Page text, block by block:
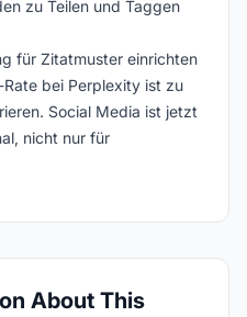
zu Teilen und Taggen
für Zitatmuster einrichten
bei Perplexity ist zu
Social Media ist jetzt
nicht nur für
About This